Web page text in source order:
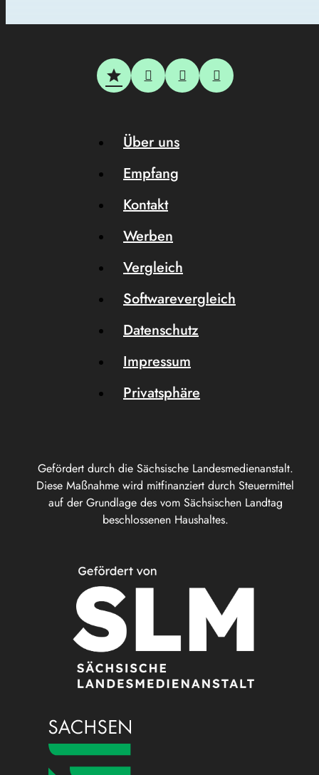
Gefördert durch die Sächsische Landesmedienanstalt.
Diese Maßnahme wird mitfinanziert durch Steuermittel
auf der Grundlage des vom Sächsischen Landtag
beschlossenen Haushaltes.
Über uns
Empfang
Kontakt
Werben
Vergleich
Softwarevergleich
Datenschutz
Impressum
Privatsphäre